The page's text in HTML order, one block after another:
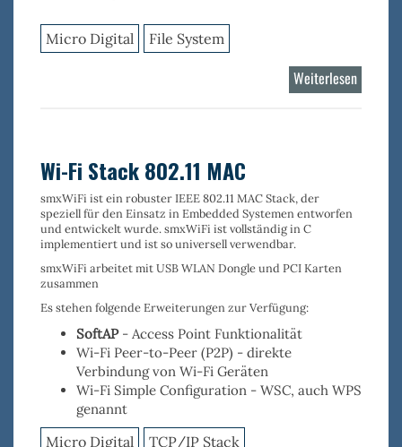
Micro Digital File System
Weiterlesen
NAND
Wi-Fi Stack 802.11 MAC
smxWiFi ist ein robusterIEEE 802.11 MAC Stack, der
speziell für den Einsatz in Embedded Systemen entworfen
und entwickelt wurde. smxWiFi ist vollständig in C
implementiert und ist so universell verwendbar.
smxWiFi arbeitet mit USB WLAN Dongle und PCI Karten
zusammen
Es stehen folgende Erweiterungen zur Verfügung:
SoftAP- Access Point Funktionalität
Wi-Fi Peer-to-Peer (P2P) - direkte
Verbindung von Wi-Fi Geräten
Wi-Fi Simple Configuration - WSC, auch WPS
genannt
Micro Digital TCP/IP Stack